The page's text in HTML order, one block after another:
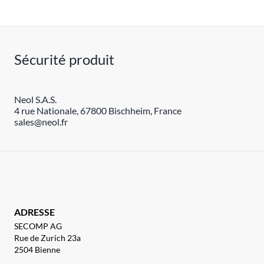
Sécurité produit
Neol S.A.S.
4 rue Nationale, 67800 Bischheim, France
sales@neol.fr
ADRESSE
SECOMP AG
Rue de Zurich 23a
2504 Bienne